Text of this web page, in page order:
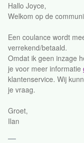
Hallo Joyce,
Welkom op de
Een coulance wordt
verrekend/betaald.
Omdat ik geen inzage
je voor meer informatie
klantenservice. Wij
je vraag.
Groet,
Ilan